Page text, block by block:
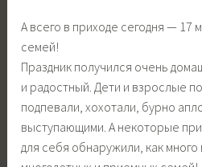
А всего в приходе сегодня — 17
семей!
Праздник получился очень
и радостный. Дети и взрослые
подпевали, хохотали, бурно
выступающими. А некоторые
для себя обнаружили, как